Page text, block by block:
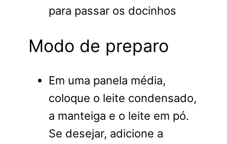
para passar os docinhos
Modo de preparo
Em uma panela média,
coloque o leite condensado,
a manteiga e o leite em pó.
Se desejar, adicione a